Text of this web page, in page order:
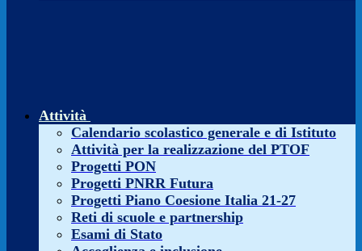
Attività
Calendario scolastico generale e di Istituto
Attività per la realizzazione del PTOF
Progetti PON
Progetti PNRR Futura
Progetti Piano Coesione Italia 21-27
Reti di scuole e partnership
Esami di Stato